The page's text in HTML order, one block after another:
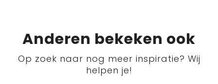
Anderen bekeken ook
Op zoek naar nog meer inspiratie? Wij
helpen je!